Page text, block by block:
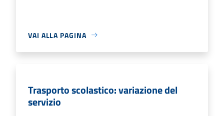
VAI ALLA PAGINA
Trasporto scolastico: variazione del
servizio